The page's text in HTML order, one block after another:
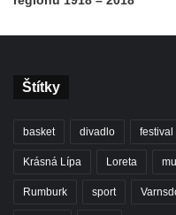
Štítky
basket divadlo festival
Krásná Lípa Loreta
Rumburk sport